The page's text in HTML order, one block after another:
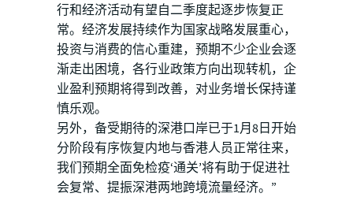
行和经济活动有望自二季度起逐步恢复正
常。经济发展持续作为国家战略发展重心，
投资与消费的信心重建，预期不少企业会逐
渐走出困境，各行业政策方向出现转机，企
业盈利预期将得到改善，对业务增长保持谨
慎乐观。
另外，备受期待的深港口岸已于1月8日开始
分阶段有序恢复内地与香港人员正常往来，
我们预期全面免检疫‘通关’将有助于促进社
会复常、提振深港两地跨境流量经济。”